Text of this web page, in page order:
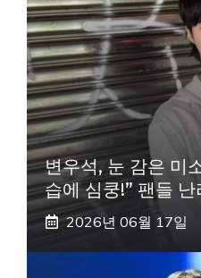
변우석, 눈 감은 미
습에 심쿵!” 팬들
2026년 06월 17일